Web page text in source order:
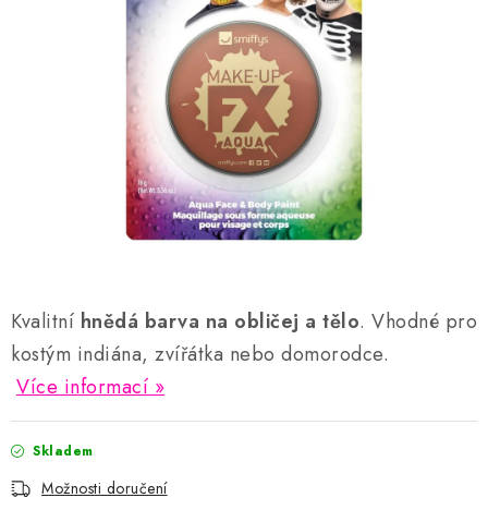
Nejčastější otázky a odpovědi Kontakty
Doprava a poštovné
Vrácení a reklamace
Obchodní podmínky
Podmínky ochrany osobních údajů
Kvalitní hnědá barva na obličej a tělo. Vhodné pro
kostým indiána, zvířátka nebo domorodce.
Více informací
Skladem
Možnosti doručení